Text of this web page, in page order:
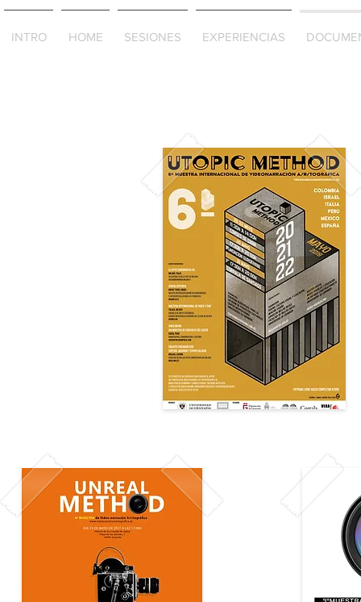
INTRO HOME SESIONES EXPERIENCIAS